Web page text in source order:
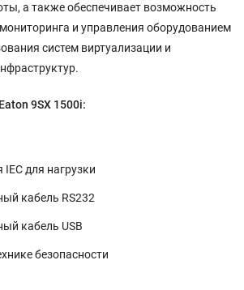
а также обеспечивает возможность
и управления оборудованием
систем виртуализации и
9SX 1500i:
для нагрузки
кабель RS232
кабель USB
безопасности